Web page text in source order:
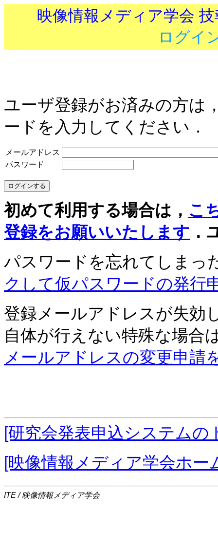
映像情報メディア学会
ログイ
ユーザ登録がお済みの方は
ードを入力してください．
メールアドレス
パスワード
初めて利用する場合は， こ
登録をお願いいたします ．
パスワードを忘れてしまっ
クして仮パスワードの発行
登録メールアドレスが失効
自体が行えない特殊な場合
メールアドレスの変更申請
[研究会発表申込システム
[映像情報メディア学会ホー
ITE / 映像情報メディア学会